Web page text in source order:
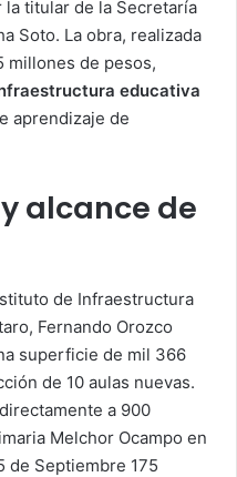
la titular de la Secretaría
Soto. La obra, realizada
millones de pesos,
educativa
aprendizaje de
alcance de
de Infraestructura
Fernando Orozco
superficie de mil 366
de 10 aulas nuevas.
a 900
Melchor Ocampo en
de Septiembre 175